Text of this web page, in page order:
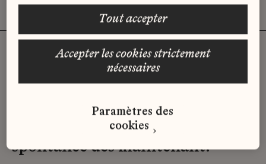
Vous n'avez pas trouvé d'offre
qui correspond à votre profil ?
Envoyez-nous votre candidature
spontanée dès maintenant.
accepter les cookies strictement
nécessaires
tout accepter
Paramètres des
cookies